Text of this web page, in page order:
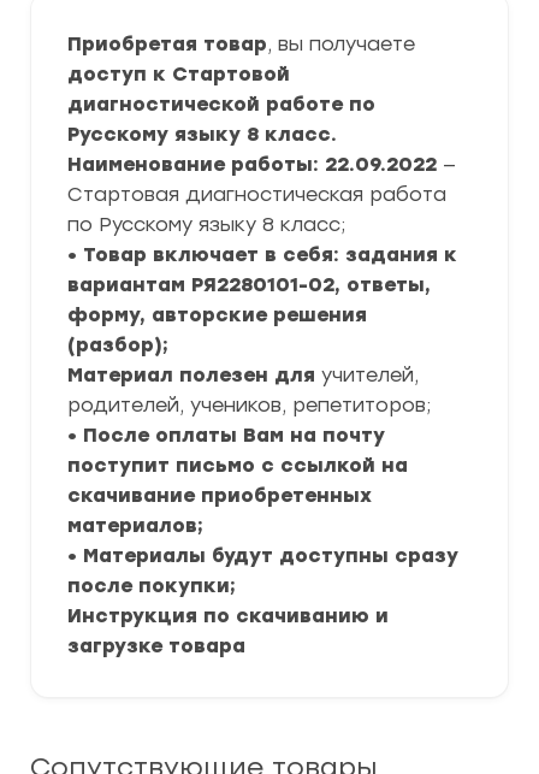
Приобретая товар, вы получаете
доступ к Стартовой
диагностической работе по
Русскому языку 8 класс.
Наименование работы: 22.09.2022 —
Стартовая диагностическая работа
по Русскому языку 8 класс;
• Товар включает в себя: задания к
вариантам РЯ2280101-02, ответы,
форму, авторские решения
(разбор);
Материал полезен для учителей,
родителей, учеников, репетиторов;
• После оплаты Вам на почту
поступит письмо с ссылкой на
скачивание приобретенных
материалов;
• Материалы будут доступны сразу
после покупки;
Инструкция по скачиванию и
загрузке товара
Сопутствующие товары